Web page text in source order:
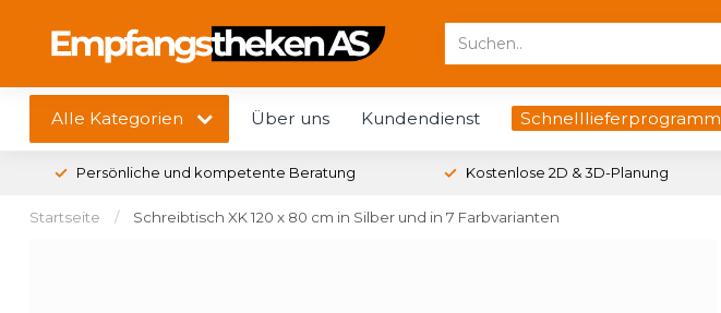
Alle Kategorien Über uns Kundendienst Schnelllieferprogramm
Persönliche und kompetente Beratung Kostenlose 2D & 3D-Planung
Startseite / Schreibtisch XK 120 x 80 cm in Silber und in 7 Farbvarianten